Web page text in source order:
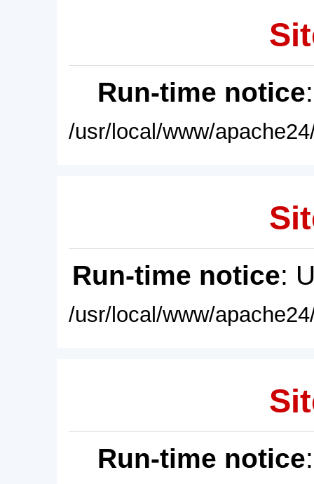
Run-time notice
/usr/local/www/
Run-time notice:
/usr/local/www/
Run-time notice